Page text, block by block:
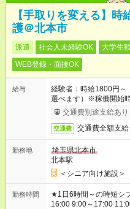
【手取りを変える】
護＠北本市
派遣 社会人未経験OK 大学生
WEB登録・面接OK
給与
経験者：時給1800円
選べます）※稼働開始
す。交通費別途支給あり
交通費 交通費全額支
勤務地
埼玉県北本市
北本駅
＜シニア向け施設＞
勤務時間
★1日6時間～の時短シフトOK ★スタート時間選
16:00 9:00～17:00 11:00～